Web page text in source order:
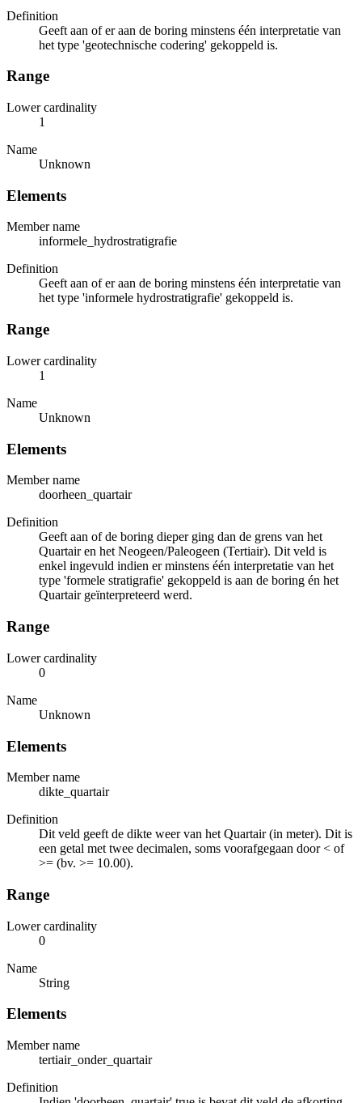
Definition
Geeft aan of er aan de boring minstens één interpretatie van
het type 'geotechnische codering' gekoppeld is.
Range
Lower cardinality
1
Name
Unknown
Elements
Member name
informele_hydrostratigrafie
Definition
Geeft aan of er aan de boring minstens één interpretatie van
het type 'informele hydrostratigrafie' gekoppeld is.
Range
Lower cardinality
1
Name
Unknown
Elements
Member name
doorheen_quartair
Definition
Geeft aan of de boring dieper ging dan de grens van het
Quartair en het Neogeen/Paleogeen (Tertiair). Dit veld is
enkel ingevuld indien er minstens één interpretatie van het
type 'formele stratigrafie' gekoppeld is aan de boring én het
Quartair geïnterpreteerd werd.
Range
Lower cardinality
0
Name
Unknown
Elements
Member name
dikte_quartair
Definition
Dit veld geeft de dikte weer van het Quartair (in meter). Dit is
een getal met twee decimalen, soms voorafgegaan door < of
>= (bv. >= 10.00).
Range
Lower cardinality
0
Name
String
Elements
Member name
tertiair_onder_quartair
Definition